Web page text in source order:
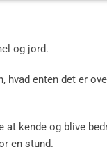
og jord.
enten det er
kende og blive
en stund.